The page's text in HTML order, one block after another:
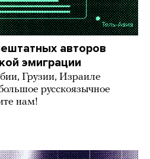
авторов
эмиграции
Грузии, Израиле
русскоязычное
нам!